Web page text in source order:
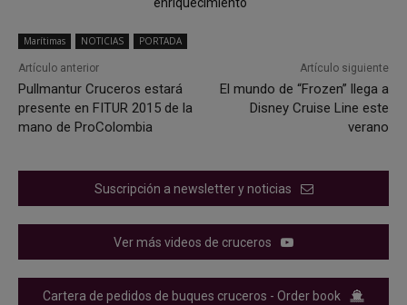
Marítimas NOTICIAS PORTADA
Artículo anterior
Pullmantur Cruceros estará
presente en FITUR 2015 de la
mano de ProColombia
Artículo siguiente
El mundo de “Frozen” llega a
Disney Cruise Line este
verano
Suscripción a newsletter y noticias
Ver más videos de cruceros
Cartera de pedidos de buques cruceros - Order book